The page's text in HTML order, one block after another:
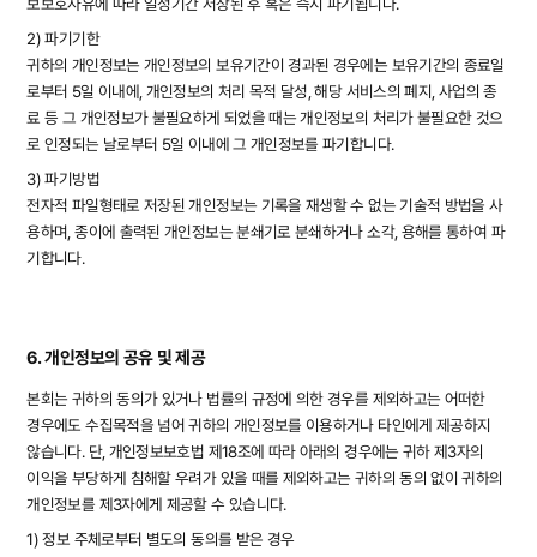
2) 파기기한
귀하의 개인정보는 개인정보의 보유기간이 경과된 경우에는 보유기간의 종료일
로부터 5일 이내에, 개인정보의 처리 목적 달성, 해당 서비스의 폐지, 사업의 종
료 등 그 개인정보가 불필요하게 되었을 때는 개인정보의 처리가 불필요한 것으
로 인정되는 날로부터 5일 이내에 그 개인정보를 파기합니다.
3) 파기방법
전자적 파일형태로 저장된 개인정보는 기록을 재생할 수 없는 기술적 방법을 사
용하며, 종이에 출력된 개인정보는 분쇄기로 분쇄하거나 소각, 용해를 통하여 파
기합니다.
6. 개인정보의 공유 및 제공
본회는 귀하의 동의가 있거나 법률의 규정에 의한 경우를 제외하고는 어떠한
경우에도 수집목적을 넘어 귀하의 개인정보를 이용하거나 타인에게 제공하지
않습니다. 단, 개인정보보호법 제18조에 따라 아래의 경우에는 귀하 제3자의
이익을 부당하게 침해할 우려가 있을 때를 제외하고는 귀하의 동의 없이 귀하의
개인정보를 제3자에게 제공할 수 있습니다.
1) 정보 주체로부터 별도의 동의를 받은 경우